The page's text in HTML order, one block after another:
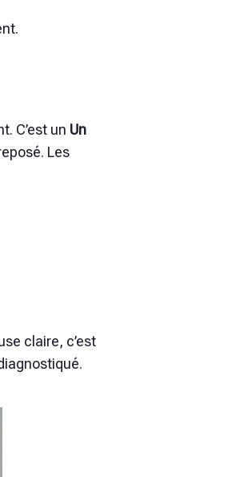
C’est un Un
Les
claire, c’est